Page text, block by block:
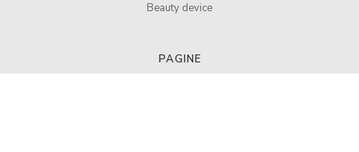
Beauty device
PAGINE